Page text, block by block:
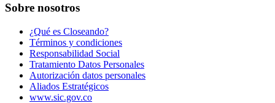
Sobre nosotros
¿Qué es Closeando?
Términos y condiciones
Responsabilidad Social
Tratamiento Datos Personales
Autorización datos personales
Aliados Estratégicos
www.sic.gov.co